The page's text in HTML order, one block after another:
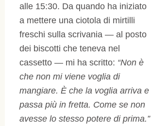
alle 15:30. Da quando ha iniziato
a mettere una ciotola di mirtilli
freschi sulla scrivania — al posto
dei biscotti che teneva nel
cassetto — mi ha scritto: “Non è
che non mi viene voglia di
mangiare. È che la voglia arriva e
passa più in fretta. Come se non
avesse lo stesso potere di prima.”